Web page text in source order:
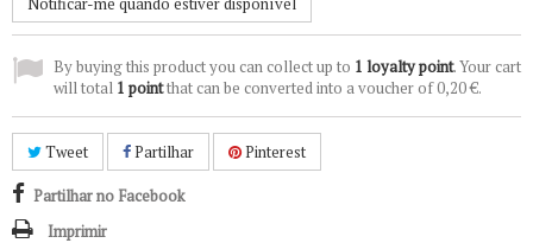
By buying this product you can collect up to 1 loyalty point. Your cart
will total 1 pointthat can be converted into a voucher of0,20 €.
Tweet Partilhar Pinterest
Partilhar no Facebook
Imprimir